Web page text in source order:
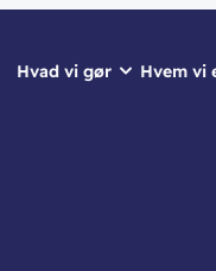
Hvad vi gør Hvem vi